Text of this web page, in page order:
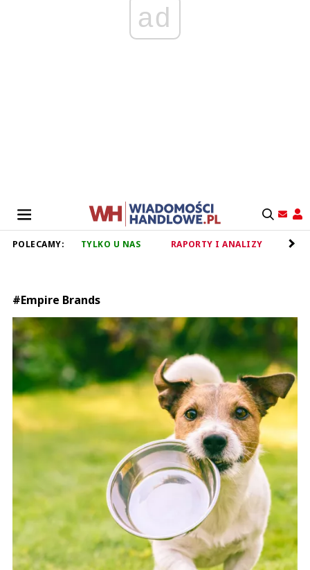
ad
POLECAMY: TYLKO U NAS RAPORTY I ANALIZY
#Empire Brands